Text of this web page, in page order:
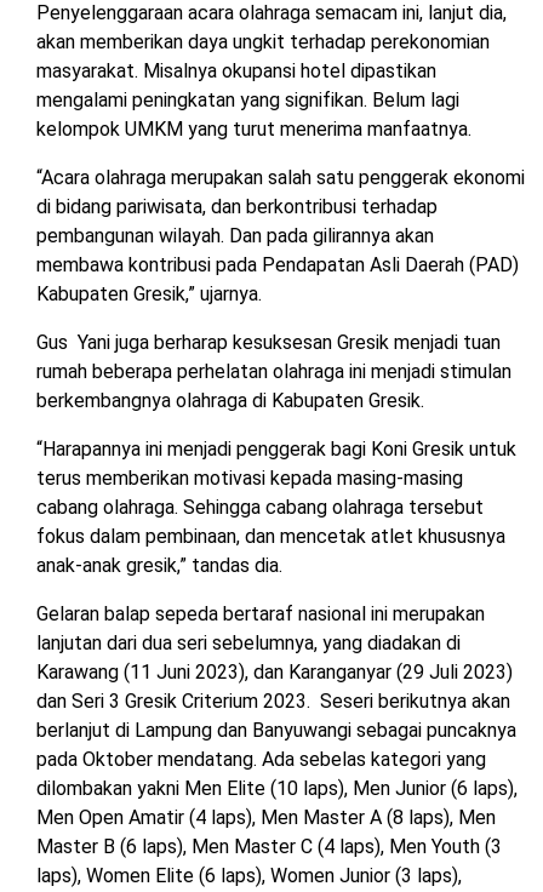
Penyelenggaraan acara olahraga semacam ini, lanjut dia,
akan memberikan daya ungkit terhadap perekonomian
masyarakat. Misalnya okupansi hotel dipastikan
mengalami peningkatan yang signifikan. Belum lagi
kelompok UMKM yang turut menerima manfaatnya.
“Acara olahraga merupakan salah satu penggerak ekonomi
di bidang pariwisata, dan berkontribusi terhadap
pembangunan wilayah. Dan pada gilirannya akan
membawa kontribusi pada Pendapatan Asli Daerah (PAD)
Kabupaten Gresik,” ujarnya.
Gus Yani juga berharap kesuksesan Gresik menjadi tuan
rumah beberapa perhelatan olahraga ini menjadi stimulan
berkembangnya olahraga di Kabupaten Gresik.
“Harapannya ini menjadi penggerak bagi Koni Gresik untuk
terus memberikan motivasi kepada masing-masing
cabang olahraga. Sehingga cabang olahraga tersebut
fokus dalam pembinaan, dan mencetak atlet khususnya
anak-anak gresik,” tandas dia.
Gelaran balap sepeda bertaraf nasional ini merupakan
lanjutan dari dua seri sebelumnya, yang diadakan di
Karawang (11 Juni 2023), dan Karanganyar (29 Juli 2023)
dan Seri 3 Gresik Criterium 2023. Seseri berikutnya akan
berlanjut di Lampung dan Banyuwangi sebagai puncaknya
pada Oktober mendatang. Ada sebelas kategori yang
dilombakan yakni Men Elite (10 laps), Men Junior (6 laps),
Men Open Amatir (4 laps), Men Master A (8 laps), Men
Master B (6 laps), Men Master C (4 laps), Men Youth (3
laps), Women Elite (6 laps), Women Junior (3 laps),